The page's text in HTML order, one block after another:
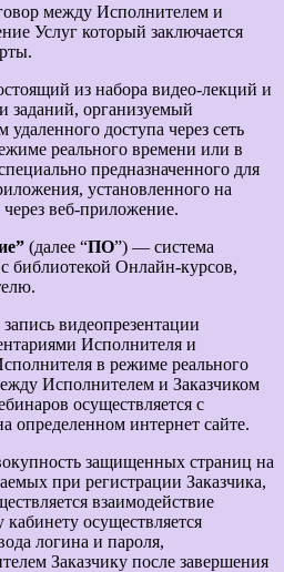
между Исполнителем и
Услуг который заключается
из набора видео-лекций и
заданий, организуемый
доступа через сеть
реального времени или в
предназначенного для
установленного на
веб-приложение.
(далее “ПО”) — система
библиотекой Онлайн-курсов,
запись видеопрезентации
Исполнителя и
в режиме реального
Исполнителем и Заказчиком
осуществляется с
определенном интернет сайте.
защищенных страниц на
при регистрации Заказчика,
взаимодействие
осуществляется
логина и пароля,
Заказчику после завершения